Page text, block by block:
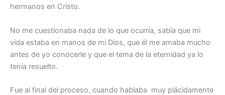
hermanos en Cristo.
No me cuestionaba nada de lo que ocurría, sabía que mi
vida estaba en manos de mi Dios, que él me amaba mucho
antes de yo conocerle y que el tema de la eternidad ya lo
tenía resuelto.
Fue al final del proceso, cuando hablaba muy plácidamente